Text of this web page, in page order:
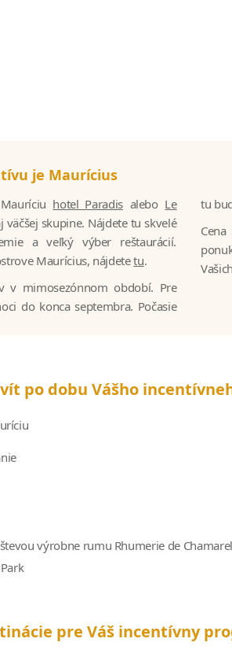
je Maurícius
hotel Paradisalebo Le
skupine. Nájdete tu skvelé
a veľký výber reštaurácií.
Maurícius, nájdetetu.
v mimosezónnom období. Pre
do konca septembra. Počasie
tu
po dobu Vášho
výrobne rumu Rhumerie de Chamarel
pre Váš incentívny